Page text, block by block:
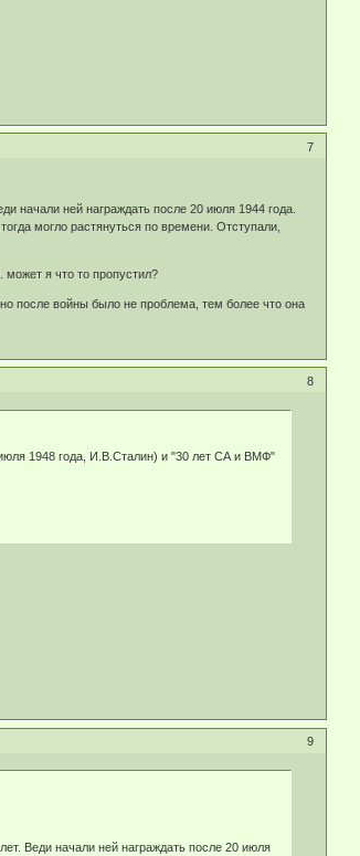
7
начали ней награждать после 20 июля 1944 года.
могло растянуться по времени. Отступали,
я что то пропустил?
после войны было не проблема, тем более что она
8
1948 года, И.В.Сталин) и "30 лет СА и ВМФ"
9
Веди начали ней награждать после 20 июля